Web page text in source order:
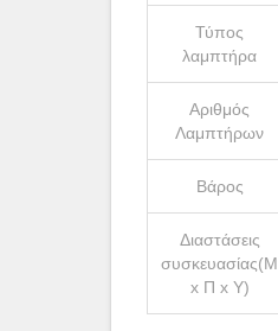
Τύπος
λαμπτήρα
Αριθμός
Λαμπτήρων
Βάρος
Διαστάσεις
συσκευασίας(Μ
x Π x Υ)